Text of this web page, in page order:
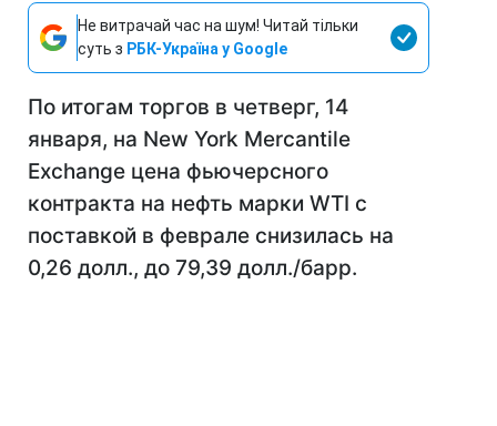
Не витрачай час на шум! Читай тільки
суть з РБК-Україна у Google
По итогам торгов в четверг, 14
января, на New York Mercantile
Exchange цена фьючерсного
контракта на нефть марки WTI с
поставкой в феврале снизилась на
0,26 долл., до 79,39 долл./барр.